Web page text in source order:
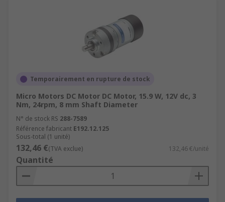
Temporairement en rupture de stock
Micro Motors DC Motor DC Motor, 15.9 W, 12V dc, 3
Nm, 24rpm, 8 mm Shaft Diameter
N° de stock RS 288-7589
Référence fabricant E192.12.125
Sous-total (1 unité)
132,46 €(TVA exclue) 132,46 €/unité
Quantité